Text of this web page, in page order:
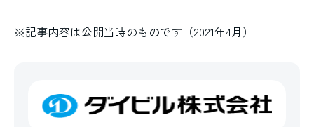
※記事内容は公開当時のものです（2021年4月）